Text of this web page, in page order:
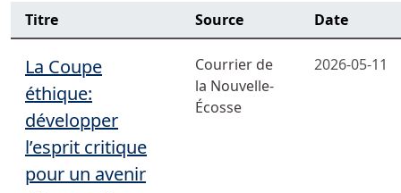
Titre Source Date
La Coupe
éthique:
développer
l’esprit critique
pour un avenir
Courrier de
la Nouvelle-
Écosse
2026-05-11